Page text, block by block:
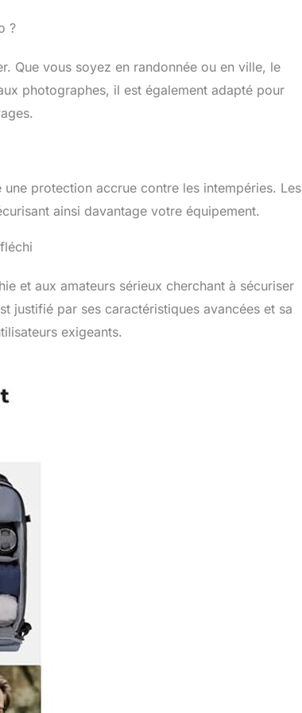
portable permet de ranger un
Ce sac de grande capacité est un
photographiques en extérieur. Sa
arrière respirant, sa sangle de
permettent de le porter confortablement
?
Que vous soyez en randonnée ou en ville, le
photographes, il est également adapté pour
protection accrue contre les intempéries. Les
ainsi davantage votre équipement.
et aux amateurs sérieux cherchant à sécuriser
justifié par ses caractéristiques avancées et sa
exigeants.